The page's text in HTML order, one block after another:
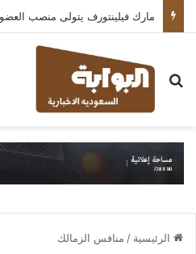
بحث عن
الرئيسية / منافس الزمالك